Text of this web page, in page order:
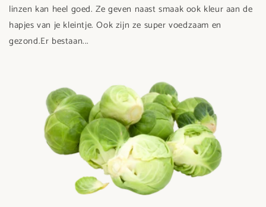
linzen kan heel goed. Ze geven naast smaak ook kleur aan de
hapjes van je kleintje. Ook zijn ze super voedzaam en
gezond.Er bestaan...